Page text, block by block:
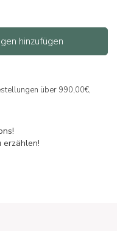
hinzufügen
über 990,00€,
erzählen!